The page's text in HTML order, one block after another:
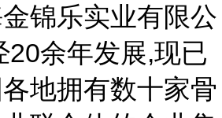
锦乐实业有限公
20余年发展,现已
地拥有数十家骨